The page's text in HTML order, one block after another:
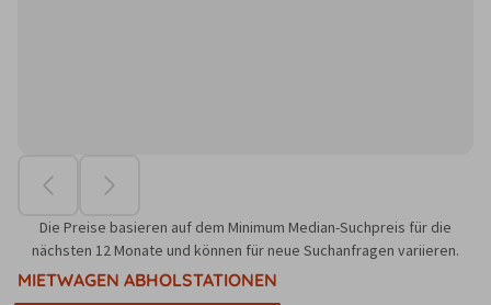
Die Preise basieren auf dem Minimum Median-Suchpreis für die
nächsten 12 Monate und können für neue Suchanfragen variieren.
MIETWAGEN ABHOLSTATIONEN